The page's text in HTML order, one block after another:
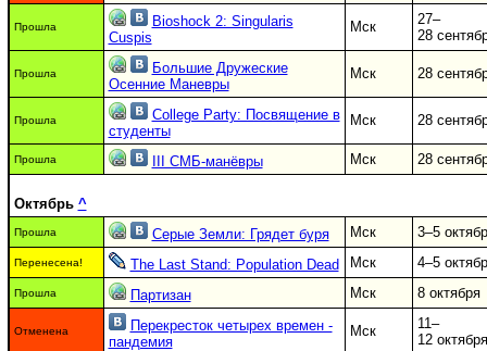
Прошла
Bioshock 2: Singularis
Cuspis
Мск
27–
28
Прошла
Большие Дружеские
Осенние Маневры
Мск 28
Прошла
College Party: Посвящение в
студенты
Мск 28
Прошла III СМБ-манёвры Мск 28
Октябрь ^
Прошла Серые Земли: Грядет буря Мск 3–5
Перенесена! The Last Stand: Population Dead Мск 4–5
Прошла Партизан Мск 8 октября
Отменена
Перекресток четырех времен -
пандемия
Мск
11–
12 октября